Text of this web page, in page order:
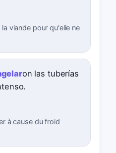
viande pour qu'elle ne
on las tuberías
à cause du froid